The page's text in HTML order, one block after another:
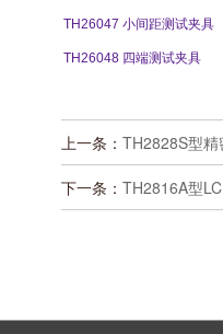
TH26047 小间距测试夹具
TH26048 四端测试夹具
上一条： TH2828S型
下一条： TH2816A型